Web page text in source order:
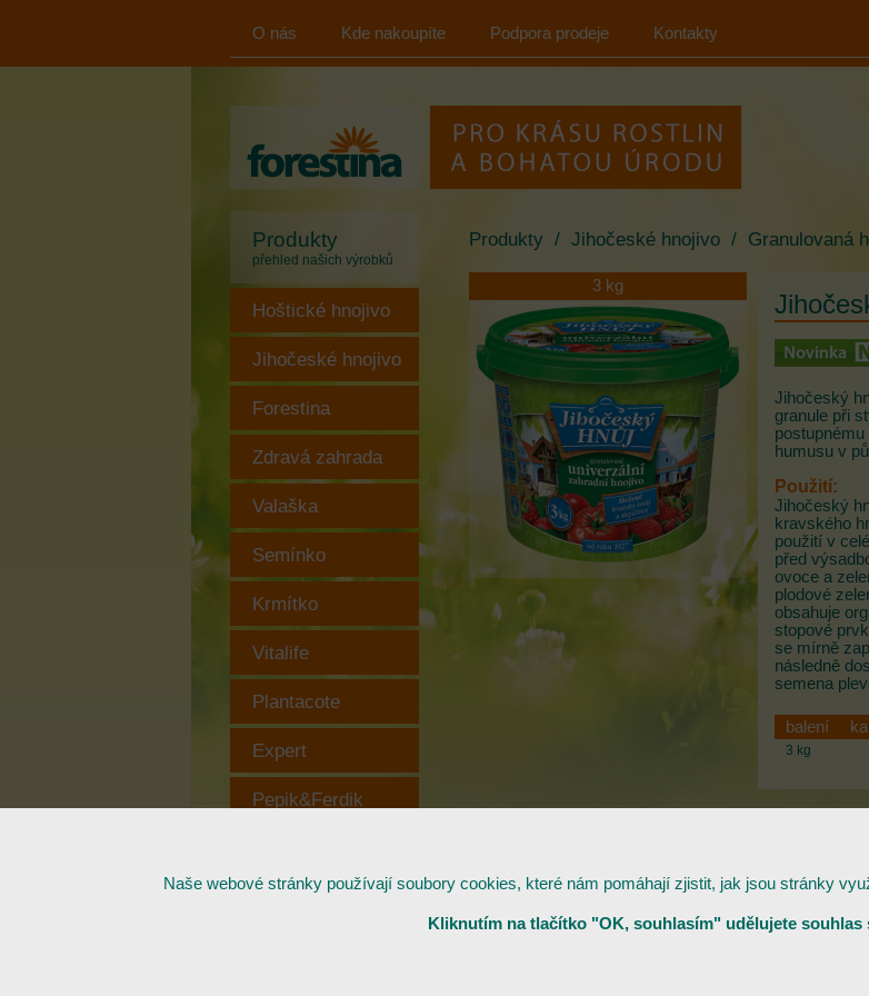
O nás Kde nakoupíte Podpora prodeje Kontakty
s.r.o.
Produkty
přehled našich výrobků
Hoštické hnojivo
Jihočeské hnojivo
Forestina
Zdravá zahrada
Valaška
Semínko
Krmítko
Vitalife
Plantacote
Expert
Pepik&Ferdik
Praktické oblečení
Produkty / Jihočeské hnojivo / Granulovaná
3 kg
Jihočeský
granule při
humusu v
Použití:
Jihočeský
kravského
použití v
před
ovoce a
plodové
obsahuje
stopové
se mírně
následně
semena
balení
3 kg
Naše webové stránky používají soubory cookies, které nám pomáhají zjistit, jak jsou stránky
Kliknutím na tlačítko "OK, souhlasím" udělujete souhlas